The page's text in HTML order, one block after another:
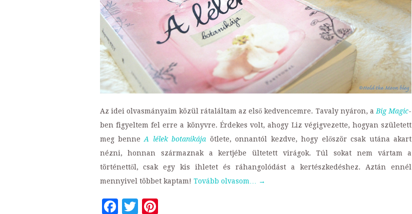
Az idei olvasmányaim közül rátaláltam az első kedvencemre. Tavaly nyáron, a Big Magic-
ben figyeltem fel erre a könyvre. Érdekes volt, ahogy Liz végigvezette, hogyan született
meg benneA lélek botanikája ötlete, onnantól kezdve, hogy először csak utána akart
nézni, honnan származnak a kertjébe ültetett virágok. Túl sokat nem vártam a
történettől, csak egy kis ihletet és ráhangolódást a kertészkedéshez. Aztán ennél
mennyivel többet kaptam! Tovább olvasom… →
Facebook
Twitter
Pinterest